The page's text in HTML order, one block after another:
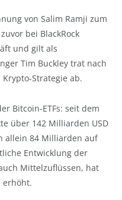
von Salim Ramji zum
bei BlackRock
und gilt als
Tim Buckley trat nach
Strategie ab.
Bitcoin-ETFs: seit dem
über 142 Milliarden USD
allein 84 Milliarden auf
Entwicklung der
Mittelzuflüssen, hat
erhöht.